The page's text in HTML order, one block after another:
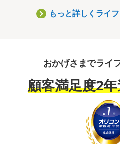
もっと詳しくライ
おかげさまでライ
顧客満足度2